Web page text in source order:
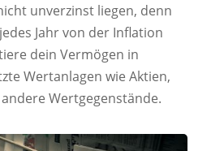
unverzinst liegen, denn
Jahr von der Inflation
dein Vermögen in
Wertanlagen wie Aktien,
Wertgegenstände.